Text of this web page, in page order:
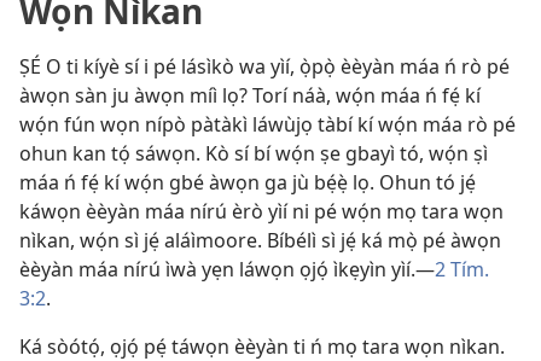
Wọn Nìkan
ṢÉ O ti kíyè sí i pé lásìkò wa yìí, ọ̀pọ̀ èèyàn máa ń rò pé
àwọn sàn ju àwọn míì lọ? Torí náà, wọ́n máa ń fẹ́ kí
wọ́n fún wọn nípò pàtàkì láwùjọ tàbí kí wọ́n máa rò pé
ohun kan tọ́ sáwọn. Kò sí bí wọ́n ṣe gbayì tó, wọ́n ṣì
máa ń fẹ́ kí wọ́n gbé àwọn ga jù bẹ́ẹ̀ lọ. Ohun tó jẹ́
káwọn èèyàn máa nírú èrò yìí ni pé wọ́n mọ tara wọn
nìkan, wọ́n sì jẹ́ aláìmoore. Bíbélì sì jẹ́ ká mọ̀ pé àwọn
èèyàn máa nírú ìwà yẹn láwọn ọjọ́ ìkẹyìn yìí.—2 Tím.
3:2.
Ká sòótọ́, ọjọ́ pẹ́ táwọn èèyàn ti ń mọ tara wọn nìkan.